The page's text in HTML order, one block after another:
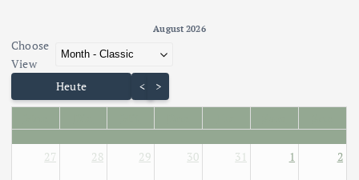
Skip Calendar
August 2026 - current view is dayGridMonth
August 2026
Choose
View
Heute
< >
27 28 29 30 31 1 2